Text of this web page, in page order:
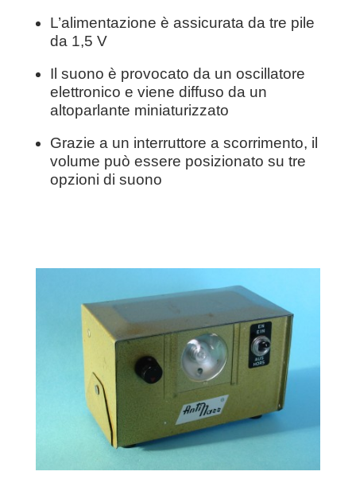
L’alimentazione è assicurata da tre pile
da 1,5 V
Il suono è provocato da un oscillatore
elettronico e viene diffuso da un
altoparlante miniaturizzato
Grazie a un interruttore a scorrimento, il
volume può essere posizionato su tre
opzioni di suono